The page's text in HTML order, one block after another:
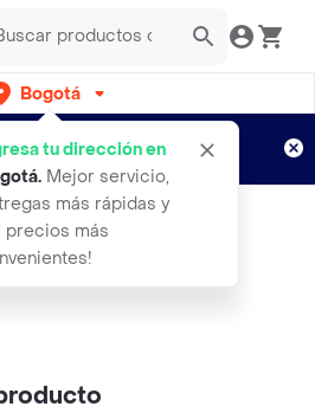
Bogotá
tu dirección en
. Mejor servicio,
más rápidas y
precios más
por semanas
Aplican TyC
Amargo 100%